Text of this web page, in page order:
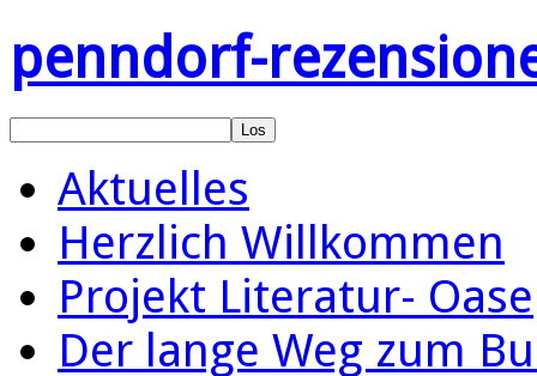
penndorf-
Aktuelles
Herzlich Willkommen
Projekt Literatur- Oase
Der lange Weg zum